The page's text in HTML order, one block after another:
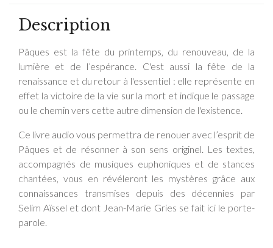
Description
Pâques est la fête du printemps, du renouveau, de la
lumière et de l’espérance. C'est aussi la fête de la
renaissance et du retour à l'essentiel : elle représente en
effet la victoire de la vie sur la mort et indique le passage
ou le chemin vers cette autre dimension de l'existence.
Ce livre audio vous permettra de renouer avec l’esprit de
Pâques et de résonner à son sens originel. Les textes,
accompagnés de musiques euphoniques et de stances
chantées, vous en révéleront les mystères grâce aux
connaissances transmises depuis des décennies par
Selim Aïssel et dont Jean-Marie Gries se fait ici le porte-
parole.